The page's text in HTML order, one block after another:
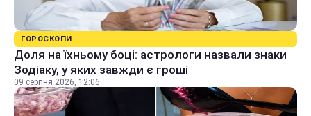
ГОРОСКОПИ
Доля на їхньому боці: астрологи назвали знаки
Зодіаку, у яких завжди є гроші
09 серпня 2026, 12:06